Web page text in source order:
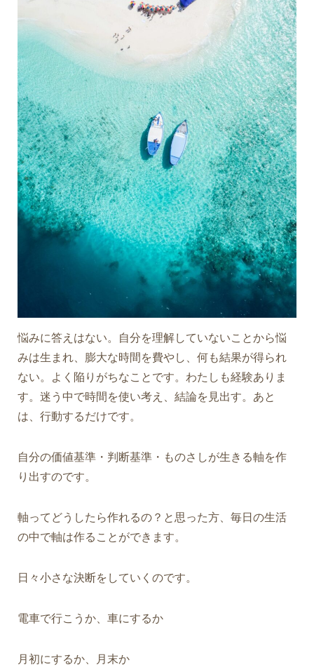
悩みに答えはない。自分を理解していないことから悩
みは生まれ、膨大な時間を費やし、何も結果が得られ
ない。よく陥りがちなことです。わたしも経験ありま
す。迷う中で時間を使い考え、結論を見出す。あと
は、行動するだけです。
自分の価値基準・判断基準・ものさしが生きる軸を作
り出すのです。
軸ってどうしたら作れるの？と思った方、毎日の生活
の中で軸は作ることができます。
日々小さな決断をしていくのです。
電車で行こうか、車にするか
月初にするか、月末か